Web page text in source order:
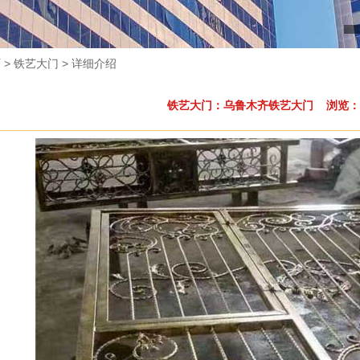
> 铁艺大门 > 详细介绍
铁艺大门：乌鲁木齐铁艺大门 浏览